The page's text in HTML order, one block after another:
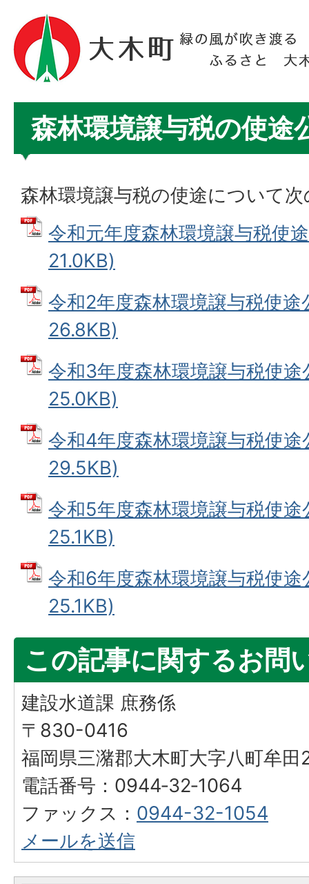
森林環境譲与税の使途
森林環境譲与税の使途について
令和元年度森林環境譲与税使
21.0KB)
令和2年度森林環境譲与税使
26.8KB)
令和3年度森林環境譲与税使
25.0KB)
令和4年度森林環境譲与税使
29.5KB)
令和5年度森林環境譲与税使
25.1KB)
令和6年度森林環境譲与税使
25.1KB)
この記事に関するお問
建設水道課 庶務係
〒830-0416
福岡県三潴郡大木町大字八町牟
電話番号：0944‐32‐1064
ファックス： 0944-32-1054
メールを送信